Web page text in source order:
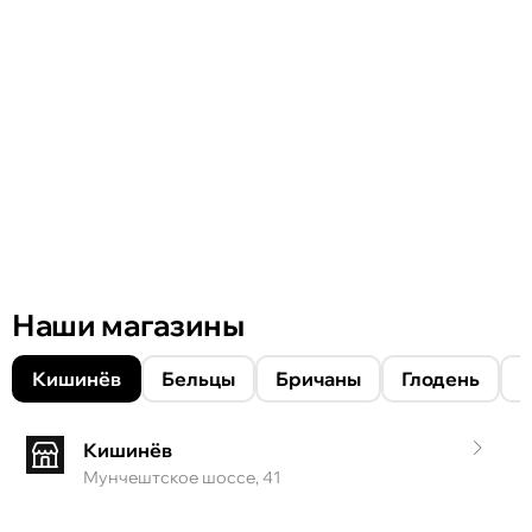
Наши магазины
Кишинёв Бельцы Бричаны Глодень
Кишинёв
Мунчештское шоссе, 41